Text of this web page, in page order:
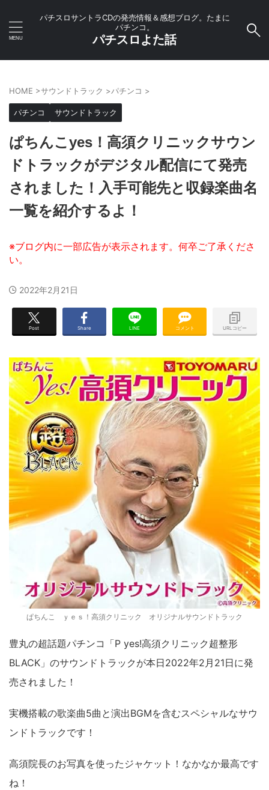
パチスロサントラCDの発売情報＆感想ブログ。たまに
パチンコ。
パチスロよた話
HOME >サウンドトラック >パチンコ >
パチンコ サウンドトラック
ぱちんこyes！高須クリニックサウン
ドトラックがデジタル配信にて発売
されました！入手可能先と収録楽曲名
一覧を紹介するよ！
2022年2月21日
Post Share LINE コメント URLコピー
ぱちんこ ｙｅｓ！高須クリニック オリジナルサウンドトラック
豊丸の超話題パチンコ「P yes!高須クリニック超整形
BLACK」のサウンドトラックが本日2022年2月21日に発
売されました！
実機搭載の歌楽曲5曲と演出BGMを含むスペシャルなサウ
ンドトラックです！
高須院長のお写真を使ったジャケット！なかなか最高です
ね！